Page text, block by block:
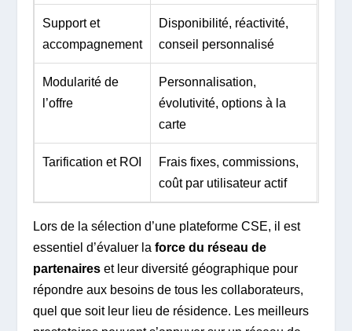
Support et
accompagnement
Disponibilité, réactivité,
conseil personnalisé
Modularité de
l’offre
Personnalisation,
évolutivité, options à la
carte
Tarification et ROI
Frais fixes, commissions,
coût par utilisateur actif
Lors de la sélection d’une plateforme CSE, il est
essentiel d’évaluer laforce du réseau de
partenaires et leur diversité géographique pour
répondre aux besoins de tous les collaborateurs,
quel que soit leur lieu de résidence. Les meilleurs